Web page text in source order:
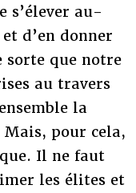
s’élever au-
d’en donner
sorte que notre
au travers
la
pour cela,
Il ne faut
les élites et